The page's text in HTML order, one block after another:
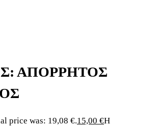
ΑΠΟΡΡΗΤΟΣ
price was: 19,08 €.15,00 €Η